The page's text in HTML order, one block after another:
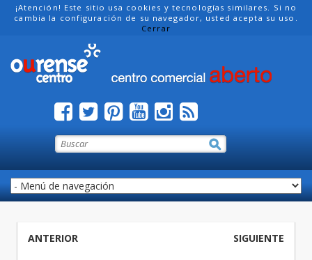
¡Atención! Este sitio usa cookies y tecnologías similares. Si no
cambia la configuración de su navegador, usted acepta su uso.
Cerrar
ANTERIOR SIGUIENTE